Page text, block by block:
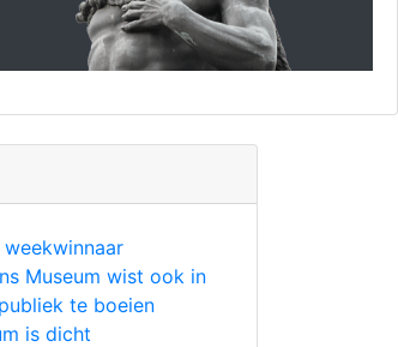
Museum wist ook in
te boeien
is dicht